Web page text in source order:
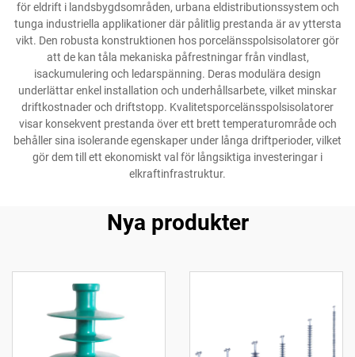
för eldrift i landsbygdsområden, urbana eldistributionssystem och
tunga industriella applikationer där pålitlig prestanda är av yttersta
vikt. Den robusta konstruktionen hos porcelänsspolsisolatorer gör
att de kan tåla mekaniska påfrestningar från vindlast,
isackumulering och ledarspänning. Deras modulära design
underlättar enkel installation och underhållsarbete, vilket minskar
driftkostnader och driftstopp. Kvalitetsporcelänsspolsisolatorer
visar konsekvent prestanda över ett brett temperaturområde och
behåller sina isolerande egenskaper under långa driftperioder, vilket
gör dem till ett ekonomiskt val för långsiktiga investeringar i
elkraftinfrastruktur.
Nya produkter